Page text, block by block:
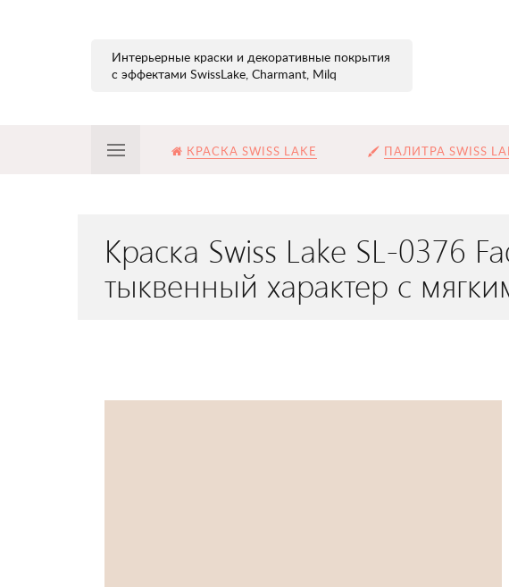
Интерьерные краски и декоративные покрытия
с эффектами SwissLake, Charmant, Milq
КРАСКА SWISS LAKE ПАЛИТРА SWISS
Краска Swiss Lake SL-0376
тыквенный характер с